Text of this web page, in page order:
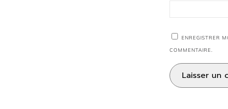
ENREGISTRER
COMMENTAIRE.